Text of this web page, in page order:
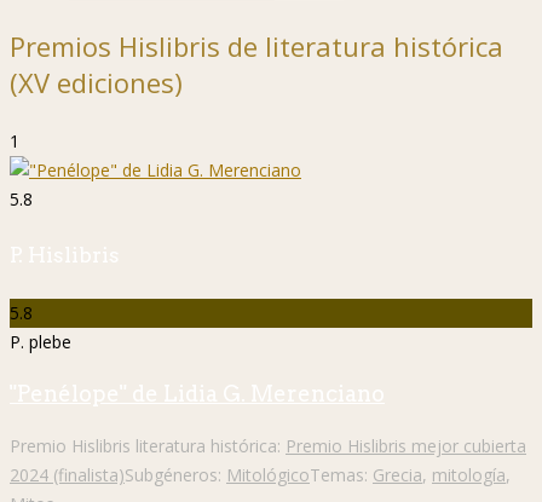
Premios Hislibris de literatura histórica
(XV ediciones)
1
5.8
P. Hislibris
5.8
P. plebe
"Penélope" de Lidia G. Merenciano
Premio Hislibris literatura histórica: Premio Hislibris mejor cubierta
2024 (finalista)Subgéneros: MitológicoTemas: Grecia, mitología,